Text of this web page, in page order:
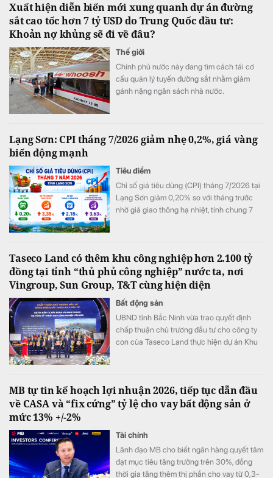
Xuất hiện diễn biến mới xung quanh dự án đường
sắt cao tốc hơn 7 tỷ USD do Trung Quốc đầu tư:
Khoản nợ khủng sẽ đi về đâu?
Thế giới
Chính phủ nước này đang tìm cách tái cơ
cấu quản lý tuyến đường sắt nhằm giảm
gánh nặng ngân sách nhà nước.
Lạng Sơn: CPI tháng 7/2026 giảm nhẹ 0,2%, giá vàng
biến động mạnh
Tiêu điểm
Chỉ số giá tiêu dùng (CPI) tháng 7/2026 tại
Lạng Sơn giảm 0,20% so với tháng trước
nhờ giá giao thông hạ nhiệt, tính chung 7
Taseco Land có thêm khu công nghiệp hơn 2.100 tỷ
đồng tại tỉnh “thủ phủ công nghiệp” nước ta, nơi
Vingroup, Sun Group, T&T cùng hiện diện
Bất động sản
UBND tỉnh Bắc Ninh vừa trao quyết định
chấp thuận chủ trương đầu tư cho công ty
con của Taseco Land thực hiện dự án Khu
MB tự tin kế hoạch lợi nhuận 2026, tiếp tục dẫn đầu
về CASA và “fix cứng” tỷ lệ cho vay bất động sản ở
mức 13% +/-2%
Tài chính
Lãnh đạo MB cho biết ngân hàng quyết tâm
đạt mục tiêu tăng trưởng trên 30%, đồng
thời gia tăng thêm thị phần cho vay từ 0,3-